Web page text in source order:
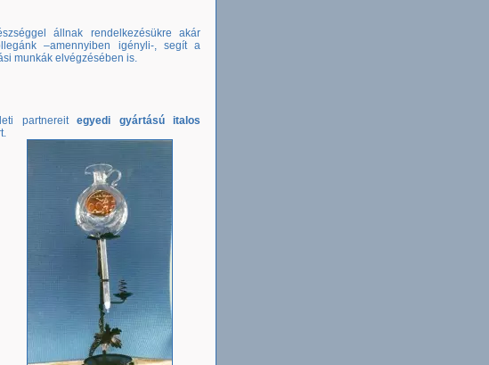
állnak rendelkezésükre akár
–amennyiben igényli-, segít a
munkák elvégzésében is.
partnereitegyedi gyártású italos